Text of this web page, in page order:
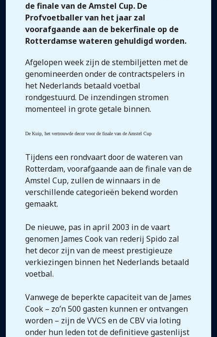
de finale van de Amstel Cup. De
Profvoetballer van het jaar zal
voorafgaande aan de bekerfinale op de
Rotterdamse wateren gehuldigd worden.
Afgelopen week zijn de stembiljetten met de
genomineerden onder de contractspelers in
het Nederlands betaald voetbal
rondgestuurd. De inzendingen stromen
momenteel in grote getale binnen.
De Kuip, het vertrouwde decor voor de finale van de Amstel Cup
Tijdens een rondvaart door de wateren van
Rotterdam, voorafgaande aan de finale van de
Amstel Cup, zullen de winnaars in de
verschillende categorieën bekend worden
gemaakt.
De nieuwe, pas in april 2003 in de vaart
genomen James Cook van rederij Spido zal
het decor zijn van de meest prestigieuze
verkiezingen binnen het Nederlands betaald
voetbal.
Vanwege de beperkte capaciteit van de James
Cook – zo’n 500 gasten kunnen er ontvangen
worden – zijn de VVCS en de CBV via loting
onder hun leden tot de definitieve gastenlijst